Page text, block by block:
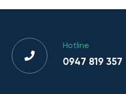
Hotline
0947 819 357